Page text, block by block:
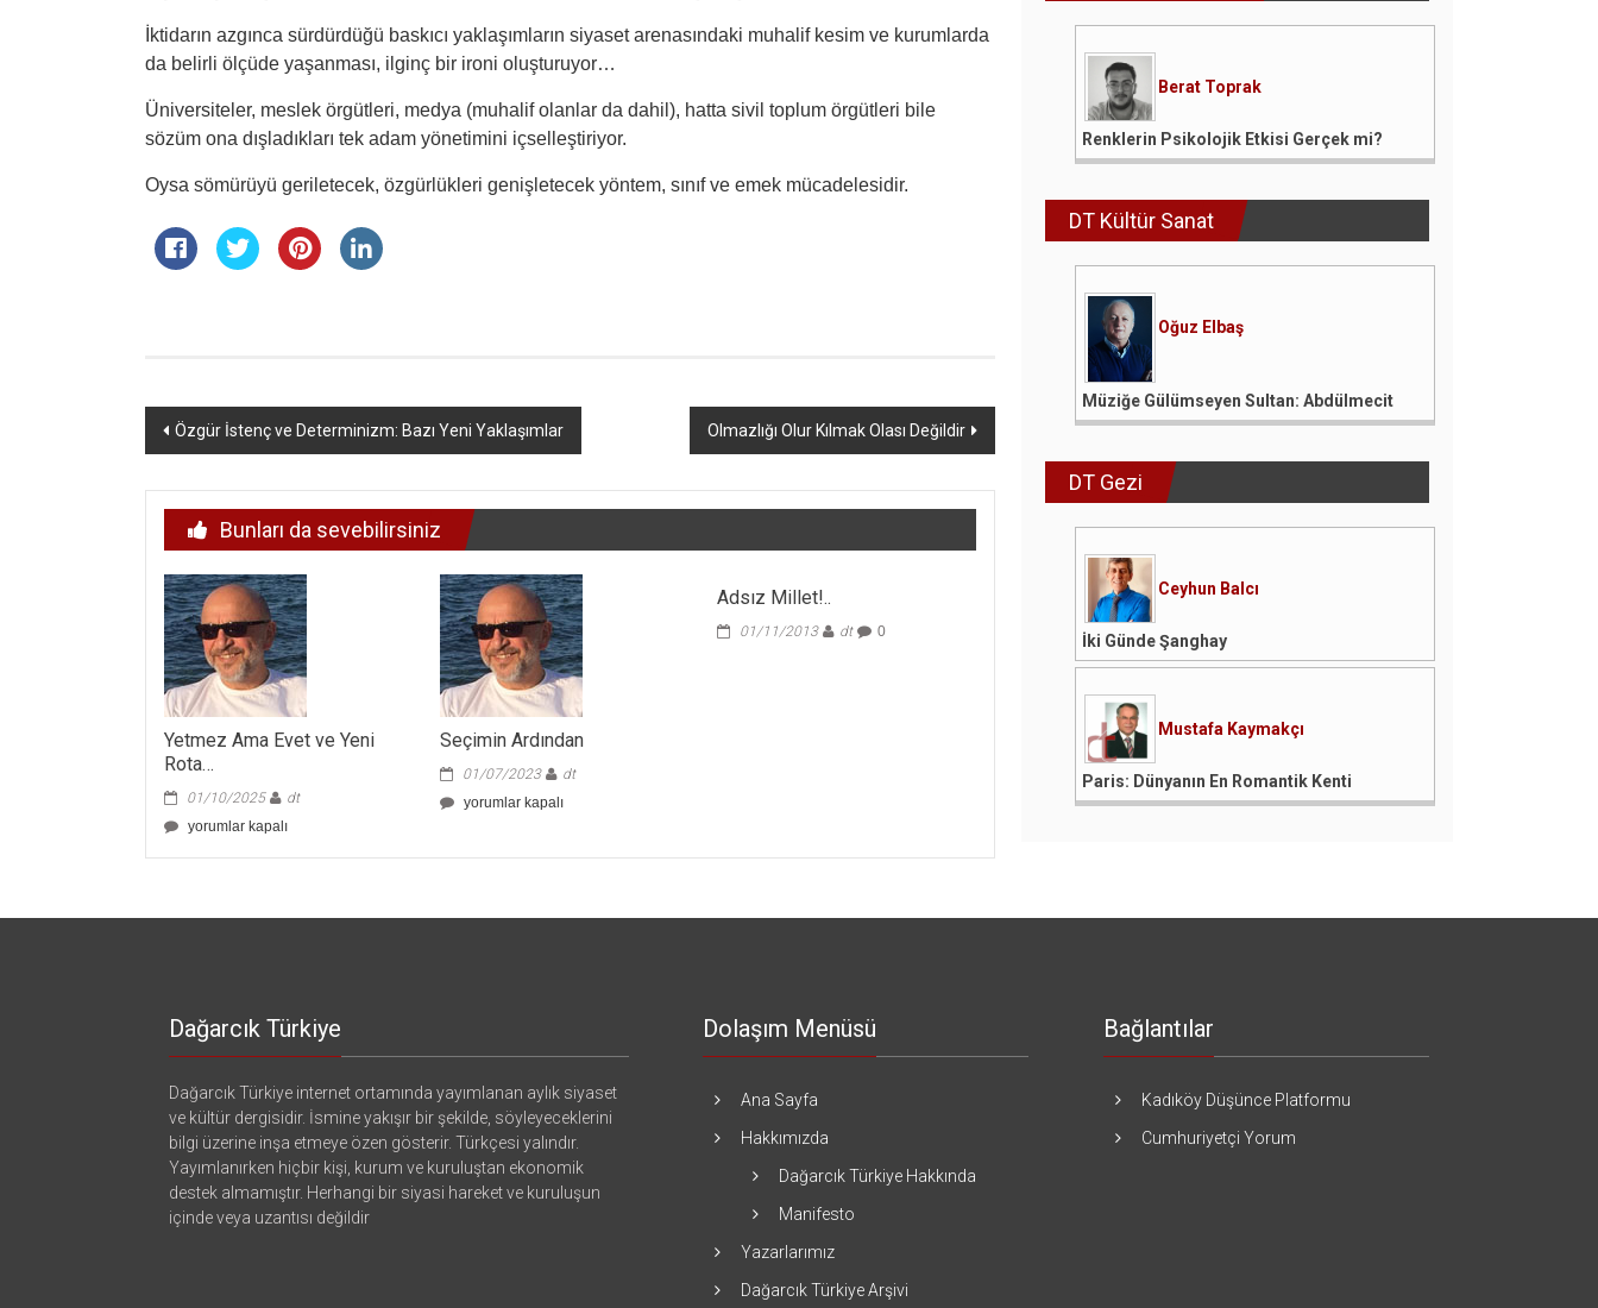
İktidarın azgınca sürdürdüğü baskıcı yaklaşımların siyaset arenasındaki muhalif kesim ve kurumlarda
da belirli ölçüde yaşanması, ilginç bir ironi oluşturuyor…
Üniversiteler, meslek örgütleri, medya (muhalif olanlar da dahil), hatta sivil toplum örgütleri bile
sözüm ona dışladıkları tek adam yönetimini içselleştiriyor.
Oysa sömürüyü geriletecek, özgürlükleri genişletecek yöntem, sınıf ve emek mücadelesidir.
Yazı
Özgür İstenç ve Determinizm: Bazı Yeni Yaklaşımlar Olmazlığı Olur Kılmak Olası Değildir
Bunları da sevebilirsiniz
Yetmez Ama Evet ve Yeni
Rota…
01/10/2025
dt
Yetmez
yorumlar kapalı
Seçimin Ardından
01/07/2023
dt
Seçimin
yorumlar kapalı
Adsız Millet!..
01/11/2013 dt 0
Berat Toprak
Renklerin Psikolojik Etkisi Gerçek mi?
DT Kültür Sanat
Oğuz Elbaş
Müziğe Gülümseyen Sultan: Abdülmecit
DT Gezi
Ceyhun Balcı
İki Günde Şanghay
Mustafa Kaymakçı
Paris: Dünyanın En Romantik Kenti
Dağarcık Türkiye
Dağarcık Türkiye internet ortamında yayımlanan aylık siyaset
ve kültür dergisidir. İsmine yakışır bir şekilde, söyleyeceklerini
bilgi üzerine inşa etmeye özen gösterir. Türkçesi yalındır.
Yayımlanırken hiçbir kişi, kurum ve kuruluştan ekonomik
destek almamıştır. Herhangi bir siyasi hareket ve kuruluşun
içinde veya uzantısı değildir
Dolaşım Menüsü
Ana Sayfa
Hakkımızda
Dağarcık Türkiye Hakkında
Manifesto
Yazarlarımız
Dağarcık Türkiye Arşivi
Bağlantılar
Kadıköy Düşünce Platformu
Cumhuriyetçi Yorum